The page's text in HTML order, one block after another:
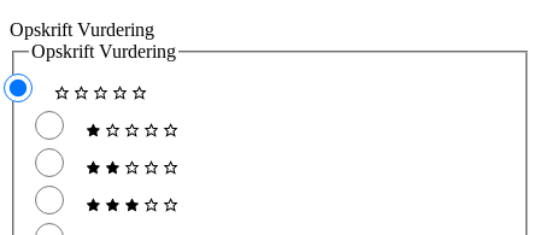
Opskrift Vurdering
Opskrift Vurdering